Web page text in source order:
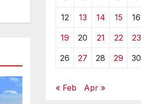
12 13 14 15 16
19 20 21 22 23
26 27 28 29 30
« Feb Apr »